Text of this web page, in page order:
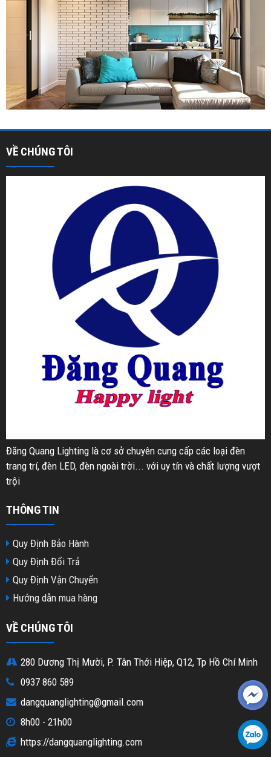
VỀ CHÚNG TÔI
Đăng Quang Lighting là cơ sở chuyên cung cấp các loại đèn
trang trí, đèn LED, đèn ngoài trời... với uy tín và chất lượng vượt
trội
THÔNG TIN
Quy Định Bảo Hành
Quy Định Đổi Trả
Quy Định Vận Chuyển
Hướng dẫn mua hàng
VỀ CHÚNG TÔI
280 Dương Thị Mười, P. Tân Thới Hiệp, Q12, Tp Hồ Chí Minh
0937 860 589
dangquanglighting@gmail.com
8h00 - 21h00
https://dangquanglighting.com